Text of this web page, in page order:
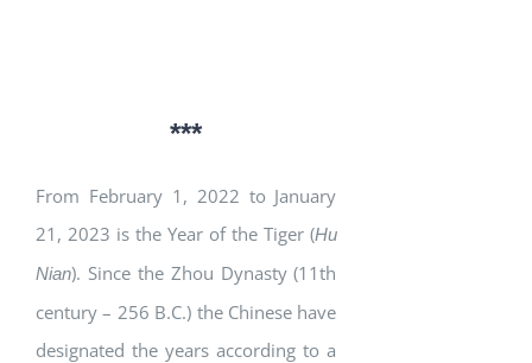
***
From February 1, 2022 to January
21, 2023 is the Year of the Tiger (Hu
Nian). Since the Zhou Dynasty (11th
century – 256 B.C.) the Chinese have
designated the years according to a